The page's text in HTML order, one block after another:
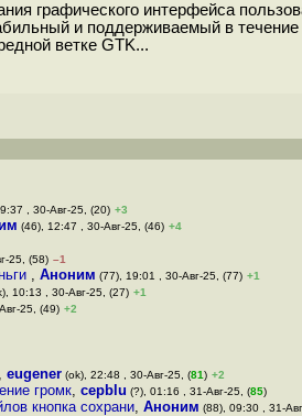
графического интерфейса
и поддерживаемый в
ветке GTK...
, 30-Авг-25, (20) +3
(46), 12:47 , 30-Авг-25, (46) +4
25, (58) –1
, Аноним (77), 19:01 , 30-Авг-25, (77) +1
10:13 , 30-Авг-25, (27) +1
25, (49) +2
, eugener (ok), 22:48 , 30-Авг-25, (81) +2
громк, cepblu (?), 01:16 , 31-Авг-25, (85)
кнопка сохрани, Аноним (88), 09:30 , 31-